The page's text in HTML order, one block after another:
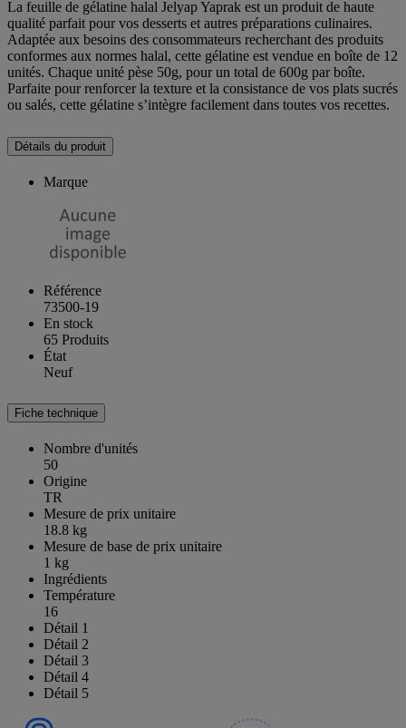
La feuille de gélatine halal Jelyap Yaprak est un produit de haute
qualité parfait pour vos desserts et autres préparations culinaires.
Adaptée aux besoins des consommateurs recherchant des produits
conformes aux normes halal, cette gélatine est vendue en boîte de 12
unités. Chaque unité pèse 50g, pour un total de 600g par boîte.
Parfaite pour renforcer la texture et la consistance de vos plats sucrés
ou salés, cette gélatine s’intègre facilement dans toutes vos recettes.
Détails du produit
Marque
Référence
73500-19
En stock
65 Produits
État
Neuf
Fiche technique
Nombre d'unités
50
Origine
TR
Mesure de prix unitaire
18.8 kg
Mesure de base de prix unitaire
1 kg
Ingrédients
Température
16
Détail 1
Détail 2
Détail 3
Détail 4
Détail 5